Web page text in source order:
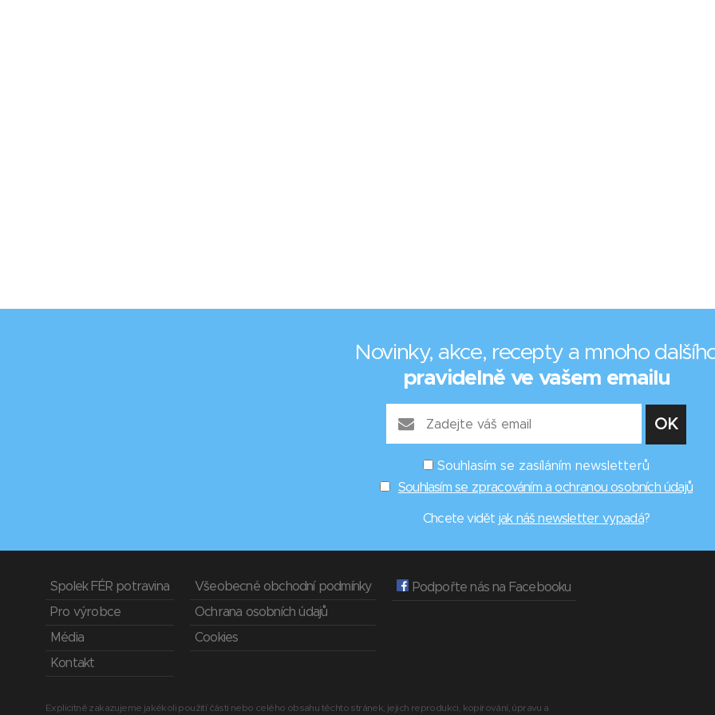
Novinky, akce, recepty a mnoho
pravidelně ve vašem emailu
Souhlasím se zasíláním newsletterů
Souhlasím se zpracováním a ochranou osobních údajů
Chcete vidět jak náš newsletter vypadá?
Spolek FÉR potravina
Pro výrobce
Média
Kontakt
Všeobecné obchodní podmínky
Ochrana osobních údajů
Cookies
Podpořte nás na Facebooku
Explicitně zakazujeme jakékoli použití části nebo celého obsahu těchto stránek, jejich reprodukci, kopírování, úpravu a